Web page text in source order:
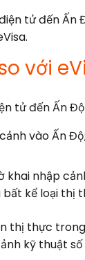
tử đến
với
tử đến Ấn
vào Ấn
khai nhập
kể loại thị
thị thực
kỹ thuật